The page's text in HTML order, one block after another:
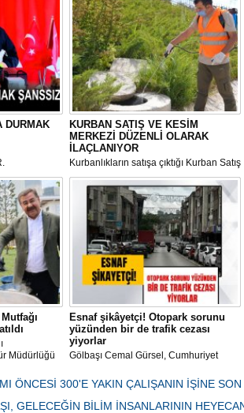
DURMAK
KURBAN SATIŞ VE KESİM
MERKEZİ DÜZENLİ OLARAK
İLAÇLANIYOR
Kurbanlıkların satışa çıktığı Kurban Satış
ve Kesim Merkezi, haşere ve
mikropların önüne geçilmesi amacıyla
her gün Gölbaşı Belediyesi ekipleri
tarafından düzenli olarak ilaçlanıyor.
Müdürlüğü
devam
Esnaf şikâyetçi! Otopark sorunu
yüzünden bir de trafik cezası
yiyorlar
Gölbaşı Cemal Gürsel, Cumhuriyet
bulunan esnaf ve alışverişe gelen
vatandaşlar park cezaları yüzünden
canından bezdi.
ÖNCESİ 300'E YAKIN ÇALIŞANIN İŞİNE
GELECEĞİN BİLİM İNSANLARININ